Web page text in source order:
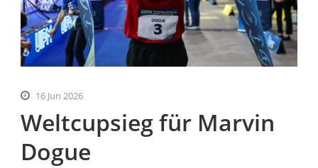
16 Jun 2026
Weltcupsieg für Marvin
Dogue